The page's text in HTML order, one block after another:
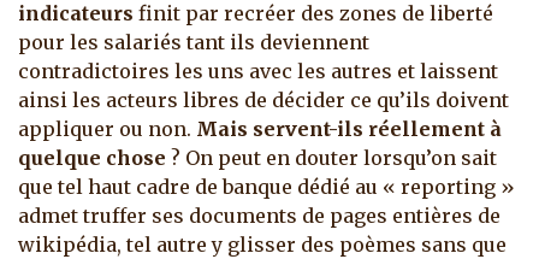
indicateurs finit par recréer des zones de liberté
pour les salariés tant ils deviennent
contradictoires les uns avec les autres et laissent
ainsi les acteurs libres de décider ce qu’ils doivent
appliquer ou non. Mais servent-ils réellement à
quelque chose ? On peut en douter lorsqu’on sait
que tel haut cadre de banque dédié au « reporting »
admet truffer ses documents de pages entières de
wikipédia, tel autre y glisser des poèmes sans que